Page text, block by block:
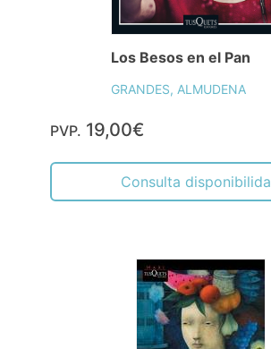
Los Besos en el Pan
GRANDES, ALMUDENA
PVP. 19,00€
Consulta